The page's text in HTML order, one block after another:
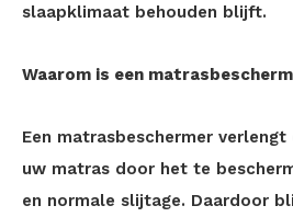
slaapklimaat behouden blijft.
Waarom is een
Een matrasbeschermer verlengt
uw matras door het te
en normale slijtage. Daardoor